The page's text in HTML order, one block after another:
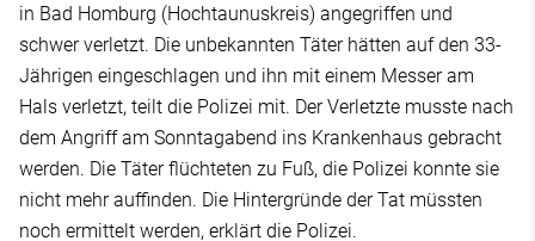
in Bad Homburg (Hochtaunuskreis) angegriffen und
schwer verletzt. Die unbekannten Täter hätten auf den 33-
Jährigen eingeschlagen und ihn mit einem Messer am
Hals verletzt, teilt die Polizei mit. Der Verletzte musste nach
dem Angriff am Sonntagabend ins Krankenhaus gebracht
werden. Die Täter flüchteten zu Fuß, die Polizei konnte sie
nicht mehr auffinden. Die Hintergründe der Tat müssten
noch ermittelt werden, erklärt die Polizei.